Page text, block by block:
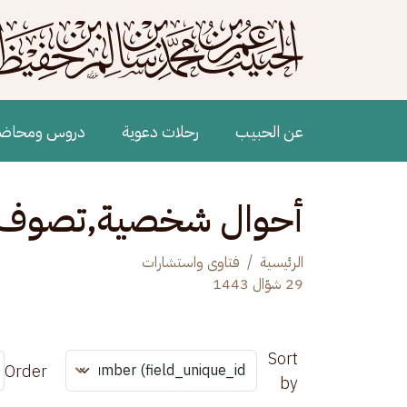
Main navigation
عن الحبيب رحلات دعوية دروس
أحوال شخصية,تصوف
الرئيسية
فتاوى واستشارات
29 شوّال 1443
Sort
by
Order